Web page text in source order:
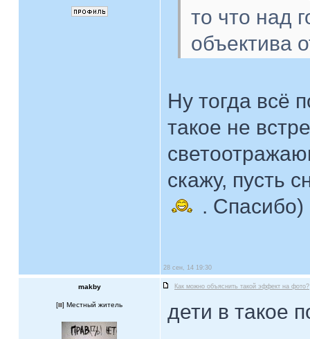
то что над
объектива
Ну тогда всё
такое не
скажу, пусть
. Спасибо)
28 сен, 14 19:30
makby Как можно объяснить такой эффект на фото?
[ ] Местный житель дети в такое